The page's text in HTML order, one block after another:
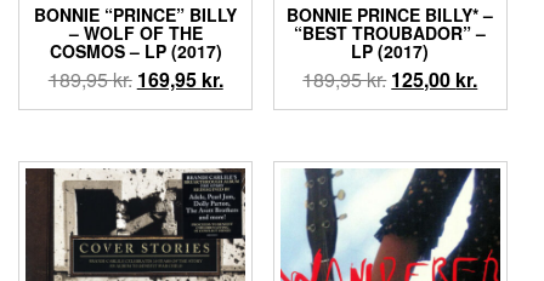
BONNIE “PRINCE” BILLY
‎– WOLF OF THE
COSMOS – LP (2017)
189,95kr. Den
oprindelige
var:
189,95 kr..
169,95 kr.Den
aktuelle
er:
169,95 kr..
BONNIE PRINCE BILLY* ‎–
“BEST TROUBADOR” –
LP (2017)
189,95kr. Den
oprindelige
var:
189,95 kr..
125,00 kr.Den
aktuelle
er:
125,00